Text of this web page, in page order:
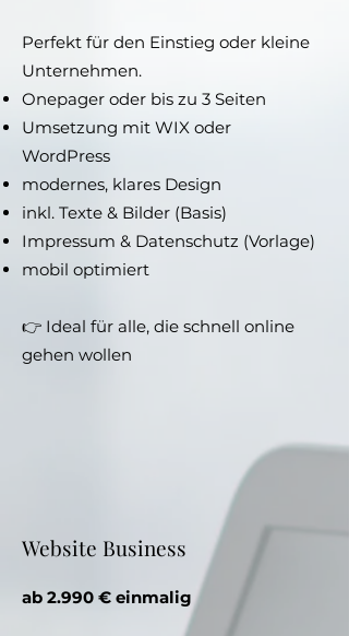
Perfekt für den Einstieg oder kleine
Unternehmen.
Onepager oder bis zu 3 Seiten
Umsetzung mit WIX oder
WordPress
modernes, klares Design
inkl. Texte & Bilder (Basis)
Impressum & Datenschutz (Vorlage)
mobil optimiert
👉 Ideal für alle, die schnell online
gehen wollen
Website Business
ab 2.990 € einmalig